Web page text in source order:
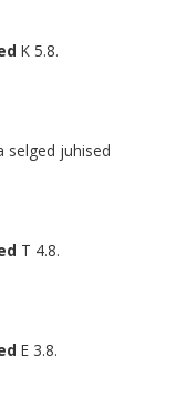
K 5.8.
selged juhised
T 4.8.
E 3.8.